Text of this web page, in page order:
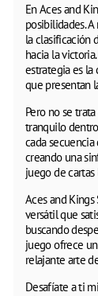
En Aces and
posibilidades.
la clasificación
hacia la
estrategia es la
que presentan
Pero no se
tranquilo
cada
creando una
juego de
Aces and
versátil que
buscando
juego ofrece
relajante arte
Desafíate a ti